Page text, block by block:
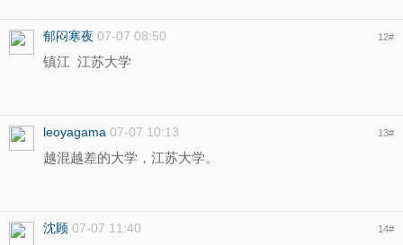
郁闷寒夜 07-07 08:50 12#
镇江 江苏大学
leoyagama 07-07 10:13 13#
越混越差的大学，江苏大学。
沈顾 07-07 11:40 14#